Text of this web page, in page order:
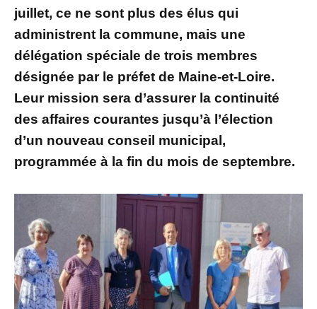
juillet, ce ne sont plus des élus qui
administrent la commune, mais une
délégation spéciale de trois membres
désignée par le préfet de Maine-et-Loire.
Leur mission sera d’assurer la continuité
des affaires courantes jusqu’à l’élection
d’un nouveau conseil municipal,
programmée à la fin du mois de septembre.